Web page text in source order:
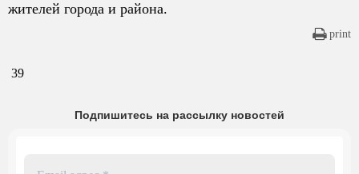
жителей города и района.
print
39
Подпишитесь на рассылку новостей